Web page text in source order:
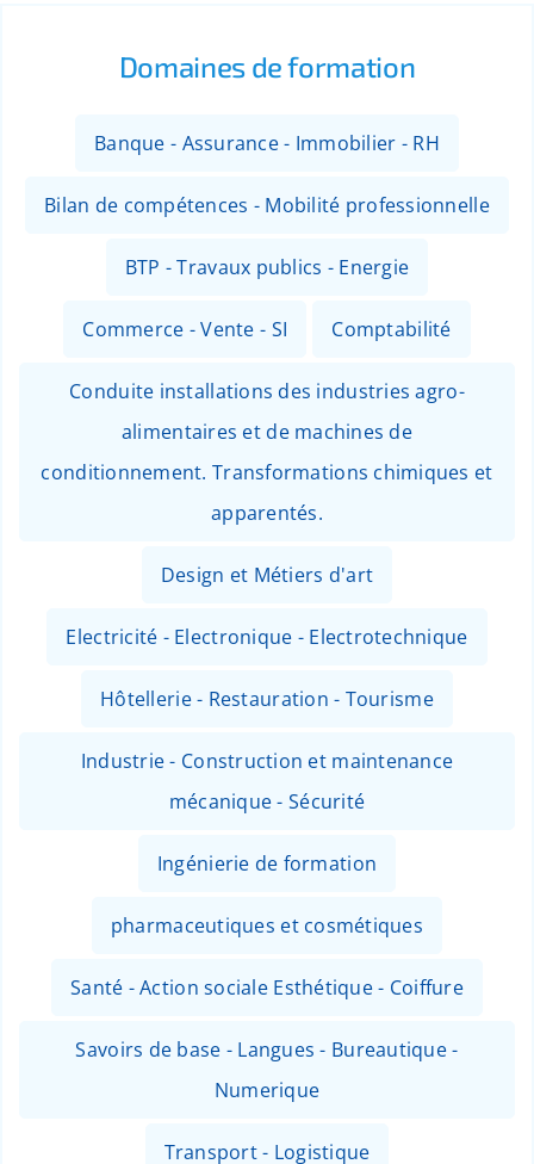
Domaines de formation
Banque - Assurance - Immobilier - RH
Bilan de compétences - Mobilité professionnelle
BTP - Travaux publics - Energie
Commerce - Vente - SI Comptabilité
Conduite installations des industries agro-
alimentaires et de machines de
conditionnement. Transformations chimiques et
apparentés.
Design et Métiers d'art
Electricité - Electronique - Electrotechnique
Hôtellerie - Restauration - Tourisme
Industrie - Construction et maintenance
mécanique - Sécurité
Ingénierie de formation
pharmaceutiques et cosmétiques
Santé - Action sociale Esthétique - Coiffure
Savoirs de base - Langues - Bureautique -
Numerique
Transport - Logistique